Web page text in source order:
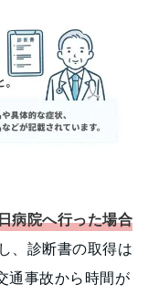
病院へ行った場合
、診断書の取得は
通事故から時間が